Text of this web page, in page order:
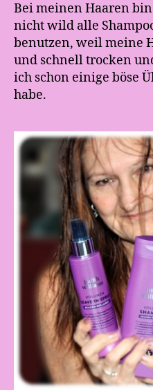
Bei meinen Haaren
nicht wild alle
benutzen, weil meine
und schnell trocken
ich schon einige böse
habe.